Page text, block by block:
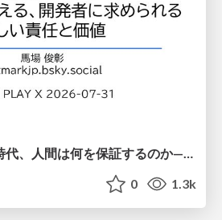
AIがコードを書く時代、人間は何を保証するのか———馬場さんと考える、開発者に求められる新しい責任と価値 - TECH PLAY
0 1.3k